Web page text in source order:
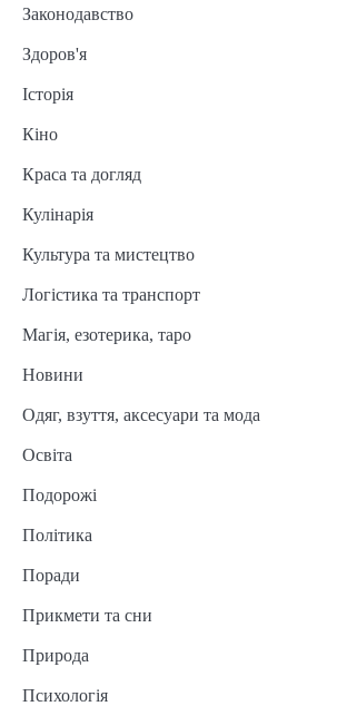
Законодавство
Здоров'я
Історія
Кіно
Краса та догляд
Кулінарія
Культура та мистецтво
Логістика та транспорт
Магія, езотерика, таро
Новини
Одяг, взуття, аксесуари та мода
Освіта
Подорожі
Політика
Поради
Прикмети та сни
Природа
Психологія